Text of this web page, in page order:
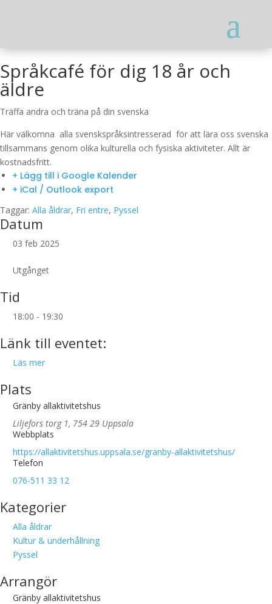
Språkcafé för dig 18 år och
äldre
Träffa andra och träna på din svenska
Här välkomna alla svenskspråksintresserad för att lära oss svenska
tillsammans genom olika kulturella och fysiska aktiviteter. Allt är
kostnadsfritt.
+ Lägg till i Google Kalender
+ iCal / Outlook export
Taggar: Alla åldrar, Fri entre, Pyssel
Datum
03 feb 2025
Utgånget
Tid
18:00 - 19:30
Länk till eventet:
Läs mer
Plats
Gränby allaktivitetshus
Liljefors torg 1, 754 29 Uppsala
Webbplats
https://allaktivitetshus.uppsala.se/granby-allaktivitetshus/
Telefon
076-511 33 12
Kategorier
Alla åldrar
Kultur & underhållning
Pyssel
Arrangör
Gränby allaktivitetshus